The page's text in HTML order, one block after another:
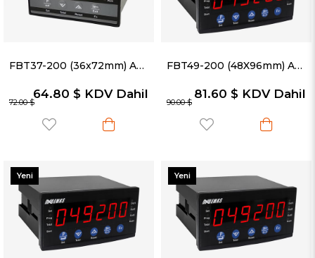
FBT37-200 (36x72mm) Akışkan Hız Ölçüm ve Miktar Sayma Cihazı
64.80 $ KDV Dahil
72.00 $
FBT49-200 (48X96mm) Akış Hızı Ölçüm Ve Miktar Sayma Cihazı- Debimetreler & Akış Ölçerler
81.60 $ KDV Dahil
90.00 $
Yeni
Ürün
Yeni
Ürün